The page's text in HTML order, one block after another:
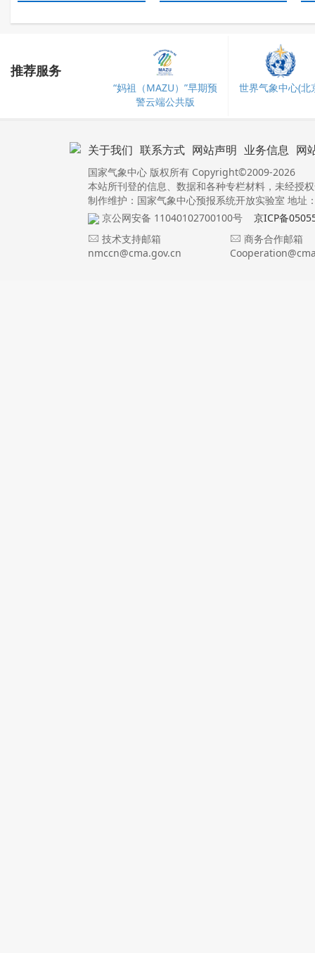
推荐服务
“妈祖（MAZU）”早期预
警云端公共版
世界气象中心(北
关于我们 联系方式 网站声明 业务信息 网
国家气象中心 版权所有 Copyright©2009-2026
本站所刊登的信息、数据和各种专栏材料，未经授
制作维护：国家气象中心预报系统开放实验室 地址
京公网安备 11040102700100号
京ICP备
技术支持邮箱
nmccn@cma.gov.cn
商务合作邮箱